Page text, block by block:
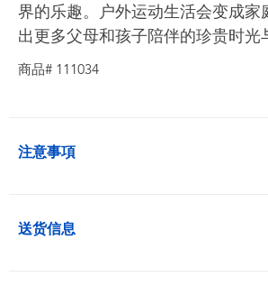
界的乐趣。户外运动生活会变成家
出更多父母和孩子陪伴的珍贵时光
商品# 111034
注意事項
送货信息